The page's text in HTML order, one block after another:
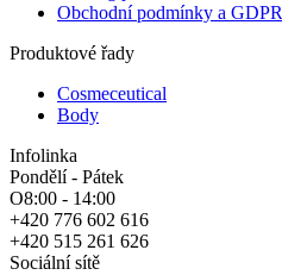
Obchodní podmínky a GDPR
Produktové řady
Cosmeceutical
Body
Infolinka
Pondělí - Pátek
O8:00 - 14:00
+420 776 602 616
+420 515 261 626
Sociální sítě